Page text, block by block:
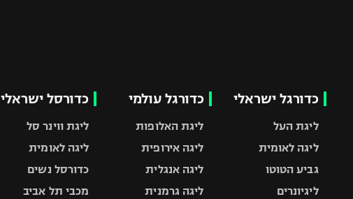
כדורגל ישראלי
ליגת העל
ליגה לאומית
גביע הטוטו
ליגיונרים
כדורגל עולמי
ליגת האלופות
ליגה אירופית
ליגה אנגלית
ליגה גרמנית
כדורסל ישראלי
ליגת ווינר סל
ליגה לאומית
כדורסל נשים
מכבי תל אביב